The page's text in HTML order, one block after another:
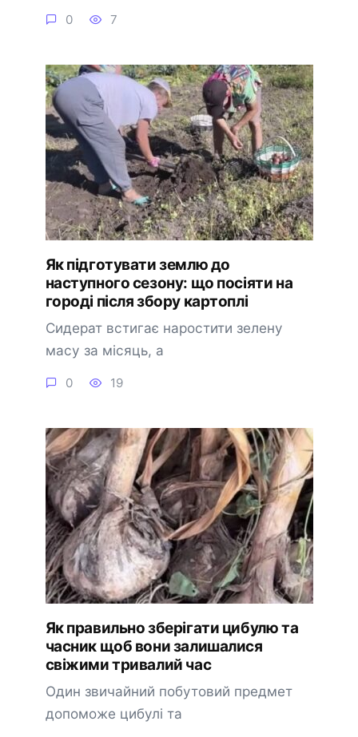
0 7
Як підготувати землю до
наступного сезону: що посіяти на
городі після збору картоплі
Сидерат встигає наростити зелену
масу за місяць, а
0 19
Як правильно зберігати цибулю та
часник щоб вони залишалися
свіжими тривалий час
Один звичайний побутовий предмет
допоможе цибулі та